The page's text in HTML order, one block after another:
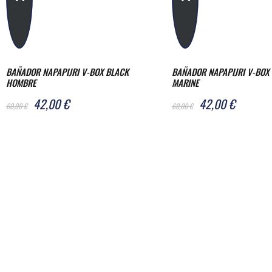
BAÑADOR NAPAPIJRI V-BOX BLACK
HOMBRE
60,00 € 42,00 €
BAÑADOR NAPAPIJRI V-BOX
MARINE
60,00 € 42,00 €